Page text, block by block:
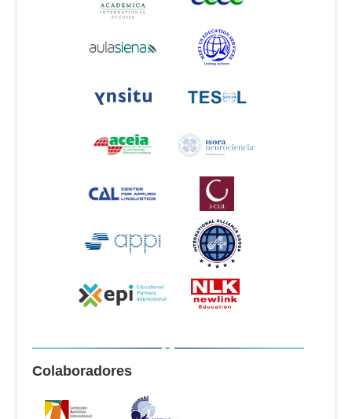
Colaboradores